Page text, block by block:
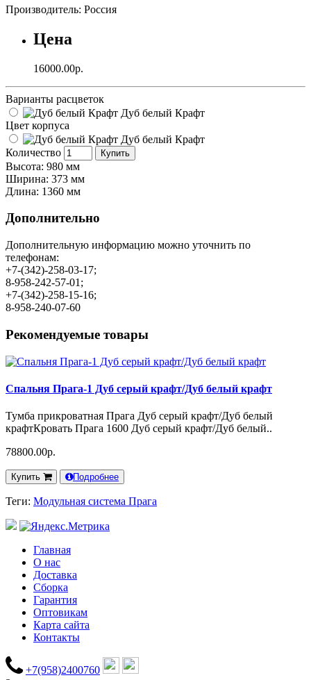
Производитель: Россия
Цена
16000.00р.
Варианты расцветок
Дуб белый Крафт
Цвет корпуса
Дуб белый Крафт
Количество
Купить
Высота: 980 мм
Ширина: 373 мм
Длина: 1360 мм
Дополнительно
Дополнительную информацию можно уточнить по
телефонам:
+7-(342)-258-03-17;
8-958-242-57-01;
+7-(342)-258-15-16;
8-958-240-07-60
Рекомендуемые товары
Спальня Прага-1 Дуб серый крафт/Дуб белый крафт
Тумба прикроватная Прага Дуб серый крафт/Дуб белый
крафтКровать Прага 1600 Дуб серый крафт/Дуб белый..
78800.00р.
Купить Подробнее
Теги: Модульная система Прага
Главная
О нас
Доставка
Сборка
Гарантия
Оптовикам
Карта сайта
Контакты
+7(958)2400760